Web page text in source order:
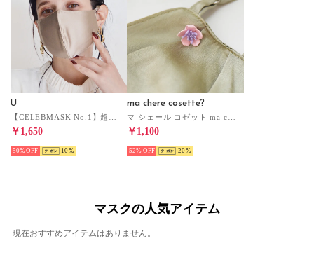
U
￥1,650
50% 10
ma chere cosette?
￥1,100
52% 20
マスクの人気アイテム
現在おすすめアイテムはありません。